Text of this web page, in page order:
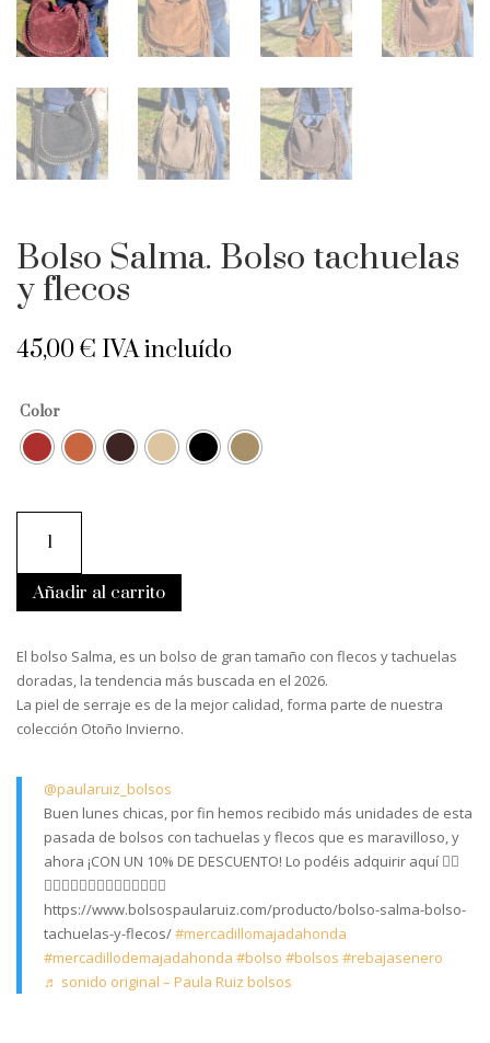
Bolso Salma. Bolso tachuelas
y flecos
45,00€ IVA incluído
Color
Bolso
Salma.
Bolso
y
flecos
cantidad
Añadir al carrito
El bolso Salma, es un bolso de gran tamaño con flecos y tachuelas
doradas, la tendencia más buscada en el 2026.
La piel de serraje es de la mejor calidad, forma parte de nuestra
colección Otoño Invierno.
@paularuiz_bolsos
Buen lunes chicas, por fin hemos recibido más unidades de esta
pasada de bolsos con tachuelas y flecos que es maravilloso, y
ahora ¡CON UN 10% DE DESCUENTO! Lo podéis adquirir aquí 👇🏼
👇🏼👇🏼👇🏼👇🏼👇🏼👇🏼👇🏼
https://www.bolsospaularuiz.com/producto/bolso-salma-bolso-
tachuelas-y-flecos/#mercadillomajadahonda
#mercadillodemajadahonda #bolso #bolsos #rebajasenero
♬ sonido original – Paula Ruiz bolsos